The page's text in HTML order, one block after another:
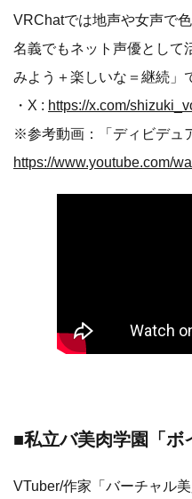
VRChatでは地声や女声で
名義でもネット声優として
みよう＋楽しいな＝継続」
・X : https://x.com/
※参考動画：「ディビデュ
https://www.youtube.com/
■私立バ美肉学園「ボ
VTuber/作家「バーチャル